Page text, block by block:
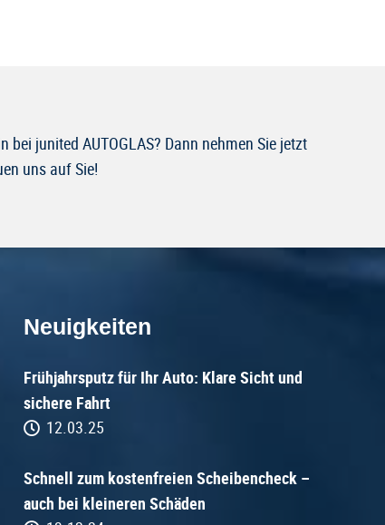
junited AUTOGLAS? Dann nehmen Sie jetzt
uns auf Sie!
Neuigkeiten
Frühjahrsputz für Ihr Auto: Klare Sicht und
sichere Fahrt
12.03.25
Schnell zum kostenfreien Scheibencheck –
auch bei kleineren Schäden